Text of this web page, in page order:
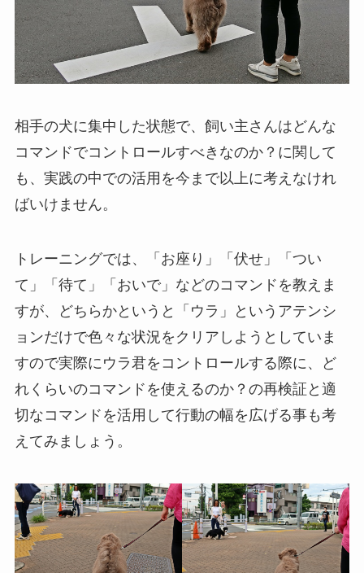
相手の犬に集中した状態で、飼い主さんはどんな
コマンドでコントロールすべきなのか？に関して
も、実践の中での活用を今まで以上に考えなけれ
ばいけません。
トレーニングでは、「お座り」「伏せ」「つい
て」「待て」「おいで」などのコマンドを教えま
すが、どちらかというと「ウラ」というアテンシ
ョンだけで色々な状況をクリアしようとしていま
すので実際にウラ君をコントロールする際に、ど
れくらいのコマンドを使えるのか？の再検証と適
切なコマンドを活用して行動の幅を広げる事も考
えてみましょう。